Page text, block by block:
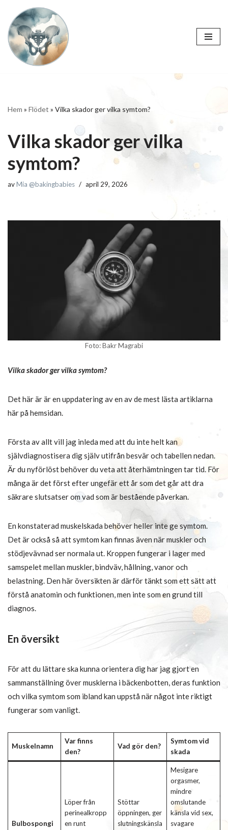
Hoppa
till
innehåll
Hem » Flödet » Vilka skador ger vilka symtom?
Vilka skador ger vilka
symtom?
avMia @bakingbabies april 29, 2026
Foto: Bakr Magrabi
Vilka skador ger vilka symtom?
Det här är är en uppdatering av en av de mest lästa artiklarna
här på hemsidan.
Första av allt vill jag inleda med att du inte helt kan
självdiagnostisera dig själv utifrån besvär och tabellen nedan.
Är du nyförlöst behöver du veta att återhämtningen tar tid. För
många är det först efter ungefär ett år som det går att dra
säkrare slutsatser om vad som är bestående påverkan.
En konstaterad muskelskada behöver heller inte ge symtom.
Det är också så att symtom kan finnas även när muskler och
stödjevävnad ser normala ut. Kroppen fungerar i lager med
samspelet mellan muskler, bindväv, hållning, vanor och
belastning. Den här översikten är därför tänkt som ett sätt att
förstå anatomin och funktionen, men inte som en grund till
diagnos.
En översikt
För att du lättare ska kunna orientera dig har jag gjort en
sammanställning över musklerna i bäckenbotten, deras funktion
och vilka symtom som ibland kan uppstå när något inte riktigt
fungerar som vanligt.
Muskelnamn
Var finns
den?
Vad gör den?
Symtom vid
skada
Bulbospongi
Löper från
perinealkropp
en runt
Stöttar
öppningen, ger
slutningskänsla
Mesigare
orgasmer,
mindre
omslutande
känsla vid sex,
svagare